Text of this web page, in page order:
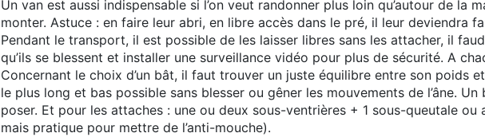
Un van est aussi indispensable si l’on veut randonner plus loin qu’autour de la
monter. Astuce : en faire leur abri, en libre accès dans le pré, il leur deviendra
Pendant le transport, il est possible de les laisser libres sans les attacher, il
qu’ils se blessent et installer une surveillance vidéo pour plus de sécurité. A
Concernant le choix d’un bât, il faut trouver un juste équilibre entre son poids
le plus long et bas possible sans blesser ou gêner les mouvements de l’âne. Un
poser. Et pour les attaches : une ou deux sous-ventrières + 1 sous-queutale
mais pratique pour mettre de l’anti-mouche).